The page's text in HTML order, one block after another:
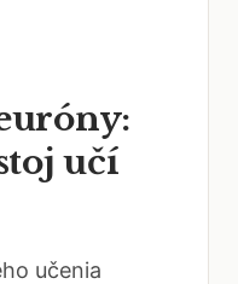
učí
učenia